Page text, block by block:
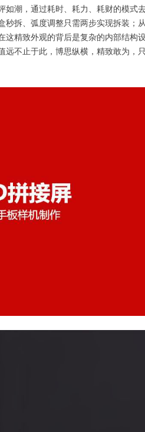
如潮，通过耗时、耗力、耗财的模式
秒拆、弧度调整只需两步实现拆装；
这精致外观的背后是复杂的内部结构
远不止于此，博思纵横，精致敢为，